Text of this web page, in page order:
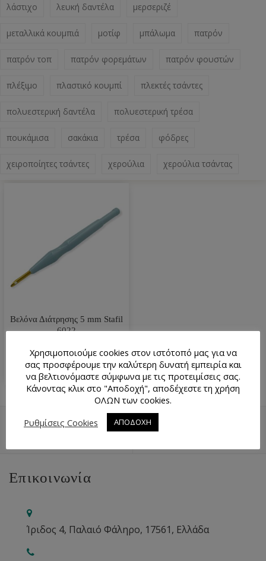
λάστιχο λευκή δαντέλα μερσεριζέ
μεταλλικά κουμπιά μοτίφ μπάλωμα πατρόν
πατρόν τοπ πατρόν φορεμάτων πατρόν φουστών
πλέξιμο πλαστικό κουμπί πλεκτές τσάντες
πολυεστερική δαντέλα πολυεστερική τρέσα
πουκάμισα σακάκια τρέσα φόδρες
χειροποίητες τσάντες χερούλια χερούλια τσάντας
Βελόνα Διάτρησης 5 mm Stafil
6022
13.00€
ΧΆΡΤΗΣ
Επικοινωνία
Ίριδος 4, Παλαιό Φάληρο, 17561, Ελλάδα
Χρησιμοποιούμε cookies στον ιστότοπό μας για να
σας προσφέρουμε την καλύτερη δυνατή εμπειρία και
να βελτιονόμαστε σύμφωνα με τις προτειμίσεις σας.
Κάνοντας κλικ στο "Αποδοχή", αποδέχεστε τη χρήση
ΟΛΩΝ των cookies.
Ρυθμίσεις Cookies
ΑΠΟΔΟΧΗ